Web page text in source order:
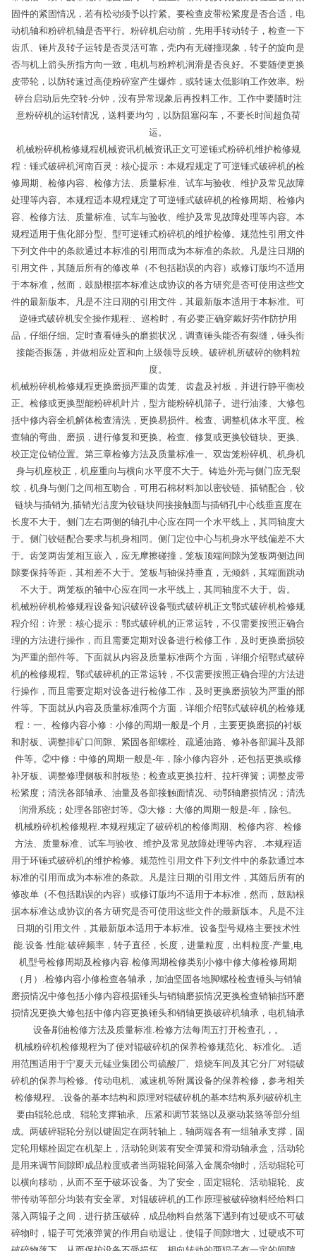
固件的紧固情况，若有松动须予以拧紧。要检查皮带松紧度是否合适，电
动机轴和粉碎机轴是否平行。粉碎机启动前，先用手转动转子，检查一下
齿爪、锤片及转子运转是否灵活可靠，壳内有无碰撞现象，转子的旋向是
否与机上箭头所指方向一致，电机与粉粹机润滑是否良好。不要随便更换
皮带轮，以防转速过高使粉碎室产生爆炸，或转速太低影响工作效率。粉
碎台启动后先空转-分钟，没有异常现象后再投料工作。工作中要随时注
意粉碎机的运转情况，送料要均匀，以防阻塞闷车，不要长时间超负荷
运。
机械粉碎机检修规程机械资讯机械资讯正文可逆锤式粉碎机维护检修规
程：锤式破碎机河南百灵：核心提示：本规程规定了可逆锤式破碎机的检
修周期、检修内容、检修方法、质量标准、试车与验收、维护及常见故障
处理等内容。本规程适本规程规定了可逆锤式破碎机的检修周期、检修内
容、检修方法、质量标准、试车与验收、维护及常见故障处理等内容。本
规程适用于焦化部分型、型可逆锤式粉碎机的维护检修。规范性引用文件
下列文件中的条款通过本标准的引用而成为本标准的条款。凡是注日期的
引用文件，其随后所有的修改单（不包括勘误的内容）或修订版均不适用
于本标准，然而，鼓励根据本标准达成协议的各方研究是否可使用这些文
件的最新版本。凡是不注日期的引用文件，其最新版本适用于本标准。可
逆锤式破碎机安全操作规程:、巡检时，有必要正确穿戴好劳作防护用
品，仔细仔细。定时查看锤头的磨损状况，调查锤头能否有裂缝，锤头衔
接能否振荡，并做相应处置和向上级领导反映。破碎机所破碎的物料粒
度。
机械粉碎机检修规程更换磨损严重的齿笼、齿盘及衬板，并进行静平衡校
正。检修或更换型能粉碎机叶片，型方能粉碎机筛子。进行油漆、大修包
括中修内容全机解体检查清洗，更换易损件。检查、调整机体水平度。检
查轴的弯曲、磨损，进行修复和更换。检查、修复或更换铰链块。更换、
校正定位销位置。第三章检修方法及质量标准一、双齿笼粉碎机、机身机
身与机座校正，机座重向与横向水平度不大于。铸造外壳与侧门应无裂
纹，机身与侧门之间相互吻合，可用石棉材料加以密铰链、插销配合，铰
链块与插销为,插销光洁度为铰链块间接接触面与插销孔中心线垂直度在
长度不大于。侧门左右两侧的轴孔中心应在同一个水平线上，其同轴度大
于。侧门铰链配合要求与机身相同。侧门定位中心与机身水平线偏差不大
于。齿笼两齿笼相互嵌入，应无摩擦碰撞，笼板顶端间隙为笼板两侧边间
隙要保持等距，其相差不大于。笼板与轴保持垂直，无倾斜，其端面跳动
不大于。两笼板的轴中心应在同一水平线上，其同轴度不大于。齿。
机械粉碎机检修规程设备知识破碎设备颚式破碎机正文鄂式破碎机检修规
程介绍：许景：核心提示：鄂式破碎机的正常运转，不仅需要按照正确合
理的方法进行操作，而且需要定期对设备进行检修工作，及时更换磨损较
为严重的部件等。下面就从内容及质量标准两个方面，详细介绍鄂式破碎
机的检修规程。鄂式破碎机的正常运转，不仅需要按照正确合理的方法进
行操作，而且需要定期对设备进行检修工作，及时更换磨损较为严重的部
件等。下面就从内容及质量标准两个方面，详细介绍鄂式破碎机的检修规
程：一、检修内容小修：小修的周期一般是-个月，主要更换磨损的衬板
和肘板、调整排矿口间隙、紧固各部螺栓、疏通油路、修补各部漏斗及部
件等。②中修：中修的周期一般是-年，除小修内容外，还包括更换或修
补牙板、调整修理侧板和肘板垫；检查或更换拉杆、拉杆弹簧；调整皮带
松紧度；清洗各部轴承、油量及各部接触面情况、动鄂轴磨损情况；清洗
润滑系统；处理各部密封等。③大修：大修的周期一般是-年，除包。
机械粉碎机检修规程.本规程规定了破碎机的检修周期、检修内容、检修
方法、质量标准、试车与验收、维护及常见故障处理等内容。.本规程适
用于环锤式破碎机的维护检修。规范性引用文件下列文件中的条款通过本
标准的引用而成为本标准的条款。凡是注日期的引用文件，其随后所有的
修改单（不包括勘误的内容）或修订版均不适用于本标准，然而，鼓励根
据本标准达成协议的各方研究是否可使用这些文件的最新版本。凡是不注
日期的引用文件，其最新版本适用于本标准。设备型号规格主要技术性
能.设备.性能:破碎频率，转子直径，长度，进量粒度，出料粒度-产量,电
机型号检修周期及检修内容.检修周期检修类别小修中修大修检修周期
（月）.检修内容小修检查各轴承，加油坚固各地脚螺栓检查锤头与销轴
磨损情况中修包括小修内容根据锤头与销轴磨损情况更换检查销轴挡环磨
损情况更换大修包括中修内容更换锤头和销轴更换破碎机轴承，电机轴承
设备刷油检修方法及质量标准.检修方法每周五打开检查孔，。
机械粉碎机检修规程为了使对辊破碎机的保养检修规范化、标准化。.适
用范围适用于宁夏天元锰业集团公司硫酸厂、焙烧车间及其它分厂对辊破
碎机的保养与检修。传动电机、减速机等附属设备的保养检修，参考相关
检修规程。.设备的基本结构和原理对辊破碎机的基本结构系列破碎机主
要由辊轮总成、辊轮支撑轴承、压紧和调节装臵以及驱动装臵等部分组
成。两破碎辊轮分别以键固定在两转轴上，轴两端各有一组轴承支撑，固
定轮用螺栓固定在机架上，活动轮则装有安全弹簧和滑动轴承盒，活动轮
是用来调节间隙即成品粒度或者当两辊轮间落入金属杂物时，活动辊轮可
以横向移动，从而不至于破坏设备。为了安全，固定辊轮、活动辊轮、皮
带传动等部分均装有安全罩。对辊破碎机的工作原理被破碎物料经给料口
落入两辊子之间，进行挤压破碎，成品物料自然落下遇到有过硬或不可破
碎物时，辊子可凭液弹簧的作用自动退让，使辊子间隙增大，过硬或不可